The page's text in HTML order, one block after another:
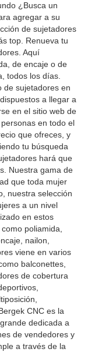
¿Busca un
agregar a su
de sujetadores
top. Renueva tu
Aquí
de encaje o de
todos los días.
de sujetadores en
a llegar a
en el sitio web de
en todo el
que ofreces, y
tu búsqueda
hará que
Nuestra gama de
que toda mujer
nuestra selección
a un nivel
en estos
poliamida,
nailon,
viene en varios
balconettes,
de cobertura
CNC es la
dedicada a
de vendedores y
a través de la